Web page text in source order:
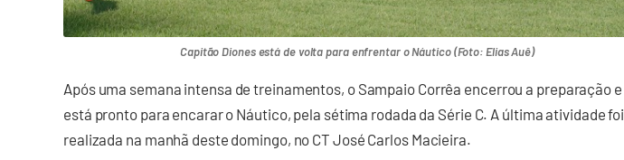
Capitão Diones está de volta para enfrentar o Náutico (Foto: Elias Auê)
Após uma semana intensa de treinamentos, o Sampaio Corrêa encerrou a preparação e
está pronto para encarar o Náutico, pela sétima rodada da Série C. A última atividade foi
realizada na manhã deste domingo, no CT José Carlos Macieira.